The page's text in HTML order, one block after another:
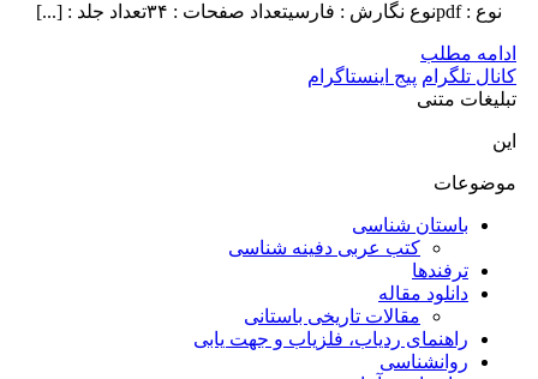
نوع : pdfنوع نگارش : فارسیتعداد صفحات : ۳۴تعداد جلد : [...]
ادامه مطلب
کانال تلگرام پیج اینستاگرام
تبلیغات متنی
این
موضوعات
باستان شناسی
کتب عربی دفینه شناسی
ترفندها
دانلود مقاله
مقالات تاریخی باستانی
راهنمای ردیاب، فلزیاب و جهت یابی
روانشناسی